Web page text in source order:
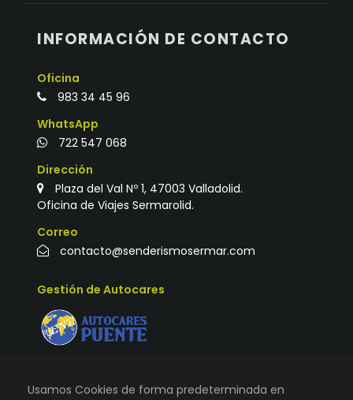
INFORMACIÓN DE CONTACTO
Oficina
983 34 45 96
WhatsApp
722 547 068
Dirección
Plaza del Val Nº 1, 47003 Valladolid.
Oficina de Viajes Sermarolid.
Correo
contacto@senderismosermar.com
Gestión de Autocares
Usamos Cookies de forma predeterminada en